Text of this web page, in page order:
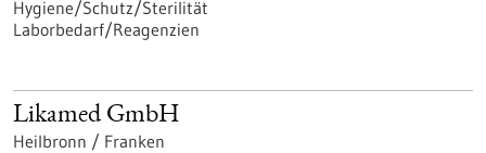
Hygiene/Schutz/Sterilität
Laborbedarf/Reagenzien
Likamed GmbH
Heilbronn / Franken